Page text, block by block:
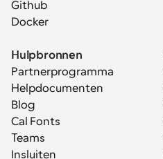
Github
Docker
Hulpbronnen
Partnerprogramma
Helpdocumenten
Blog
Cal Fonts
Teams
Insluiten